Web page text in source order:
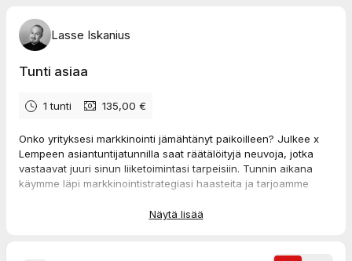
Lasse Iskanius
Tunti asiaa
1 tunti 135,00 €
Onko yrityksesi markkinointi jämähtänyt paikoilleen? Julkee x
Lempeen asiantuntijatunnilla saat räätälöityjä neuvoja, jotka
vastaavat juuri sinun liiketoimintasi tarpeisiin. Tunnin aikana
käymme läpi markkinointistrategiasi haasteita ja tarjoamme
Kokeneet asiantuntijamme auttavat sinua näkemään
Näytä lisää